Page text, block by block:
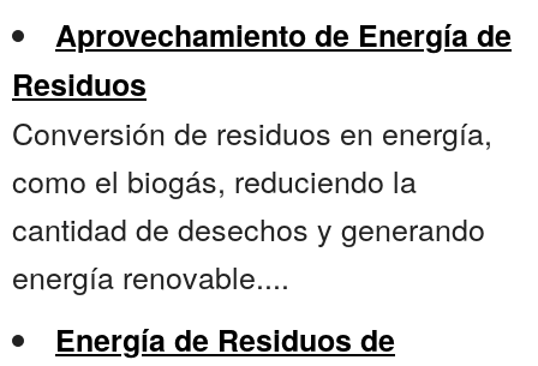
Aprovechamiento de Energía de
Residuos
Conversión de residuos en energía,
como el biogás, reduciendo la
cantidad de desechos y generando
energía renovable....
Energía de Residuos de